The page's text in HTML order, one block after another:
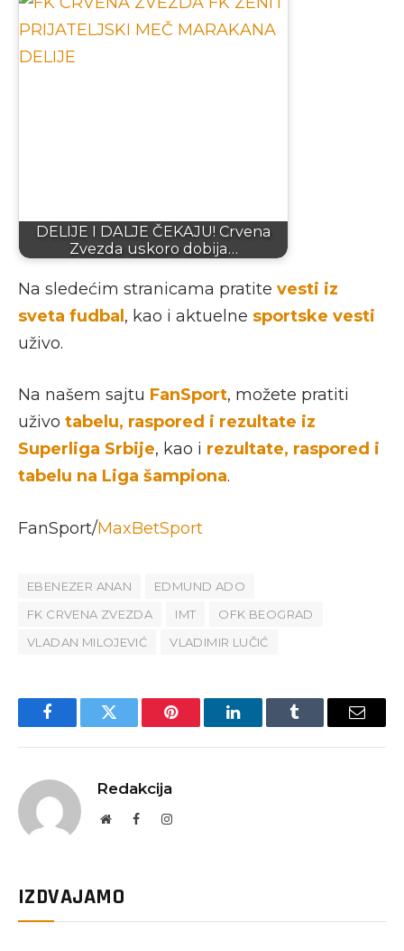
DELIJE I DALJE ČEKAJU! Crvena
Zvezda uskoro dobija…
Na sledećim stranicama pratite vesti iz
sveta fudbal, kao i aktuelne sportske vesti
uživo.
Na našem sajtu FanSport, možete pratiti
uživo tabelu, raspored i rezultate iz
Superliga Srbije, kao i rezultate, raspored i
tabelu na Liga šampiona.
FanSport/MaxBetSport
EBENEZER ANAN
EDMUND ADO
FK CRVENA ZVEZDA
IMT
OFK BEOGRAD
VLADAN MILOJEVIĆ
VLADIMIR LUČIĆ
FacebookTwitter Pinterest LinkedInTumblr Email
Redakcija
WebsiteFacebookInstagram
IZDVAJAMO